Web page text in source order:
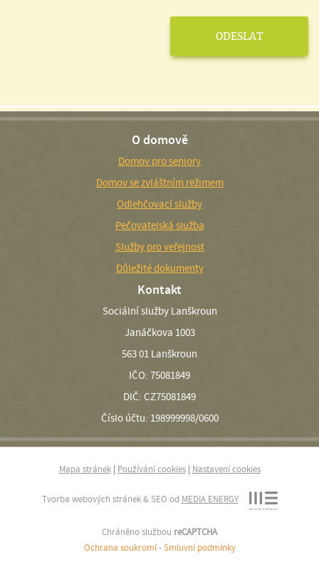
O domově
Domov pro seniory
Domov se zvláštním režimem
Odlehčovací služby
Pečovatelská služba
Služby pro veřejnost
Důležité dokumenty
Kontakt
Sociální služby Lanškroun
Janáčkova 1003
563 01 Lanškroun
IČO: 75081849
DIČ: CZ75081849
Číslo účtu: 198999998/0600
Mapa stránek| Používání cookies| Nastavení cookies
Tvorba webových stránek & SEO od MEDIA ENERGY
Chráněno službou reCAPTCHA
Ochrana soukromí -Smluvní podmínky